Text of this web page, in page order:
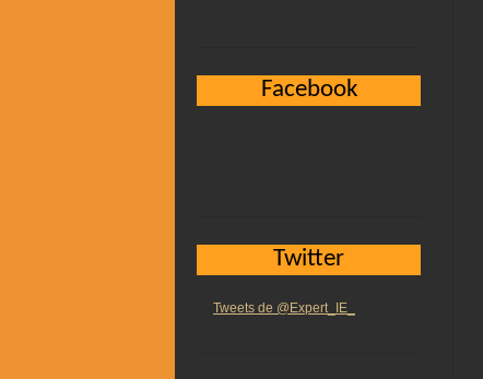
Facebook
Twitter
Tweets de @Expert_IE_